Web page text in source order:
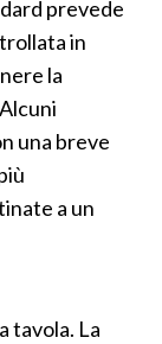
prevede
in
la
una breve
a un
tavola. La